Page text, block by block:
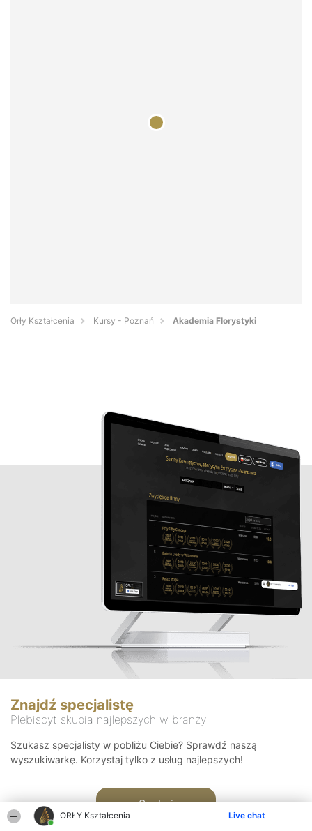
ORŁY Kształcenia Live chat
Orły Kształcenia Kursy - Poznań Akademia Florystyki
Znajdź specjalistę
Plebiscyt skupia najlepszych w branży
Szukasz specjalisty w pobliżu Ciebie? Sprawdź naszą
wyszukiwarkę. Korzystaj tylko z usług najlepszych!
Szukaj